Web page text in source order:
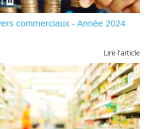
commerciaux - Année 2024
Lire l'article